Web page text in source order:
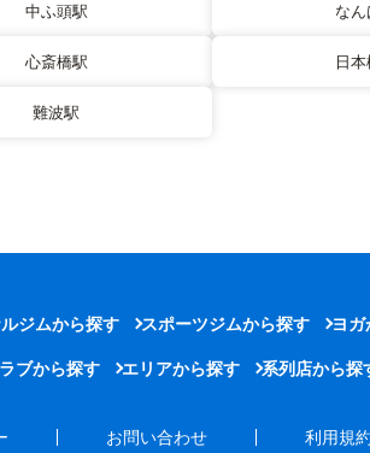
中ふ頭駅 なん
心斎橋駅 日
難波駅
ジムから探す スポーツジムから探す ヨガ
ブから探す エリアから探す 系列店から探
お問い合わせ 利用規約